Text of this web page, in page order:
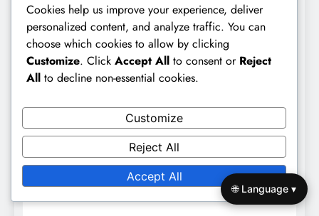
Die psychologische Bereitschaft spielt eine
bedeutende Rolle bei der Verbesserung der
Spieler im 9v9-Fussball. Mentale Resilienz kann die
Leistung beeinflussen, insbesondere in
Drucksituationen.
Trainer sollten eine positive Trainingsumgebung
fördern, die offene Kommunikation und
konstruktives Feedback ermutigt. Das Vertrauen der
Spieler durch regelmässige Anerkennung und das
Setzen erreichbarer Ziele zu stärken, kann das
Selbstbewusstsein der Spieler verbessern.
Cookies help us improve your experience, deliver
personalized content, and analyze traffic. You can
choose which cookies to allow by clicking
Customize. Click Accept All to consent or Reject
All to decline non-essential cookies.
Customize
Reject All
Accept All
🌐 Language ▾